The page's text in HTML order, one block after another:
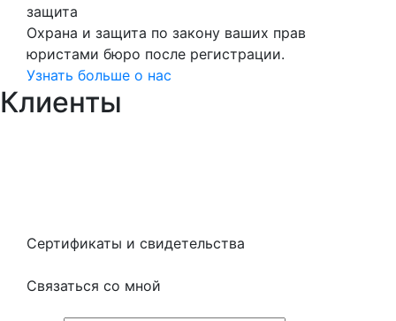
защита
Охрана и защита по закону ваших прав
юристами бюро после регистрации.
Узнать больше о нас
Клиенты
Сертификаты и свидетельства
Связаться со мной